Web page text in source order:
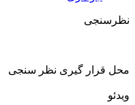
نظرسنجی
محل قرار گیری نظر سنجی
ویدئو